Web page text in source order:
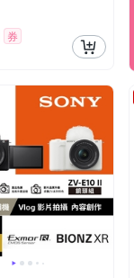
券